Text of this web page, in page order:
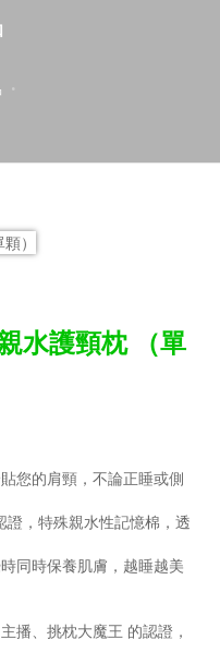
水護頸枕 （單
您的肩頸，不論正睡或側
證，特殊親水性記憶棉，透
同時保養肌膚，越睡越美
播、挑枕大魔王 的認證，